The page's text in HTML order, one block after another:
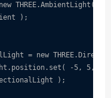
THREE.AmbientLight(
);
= new
-5, 5,
);